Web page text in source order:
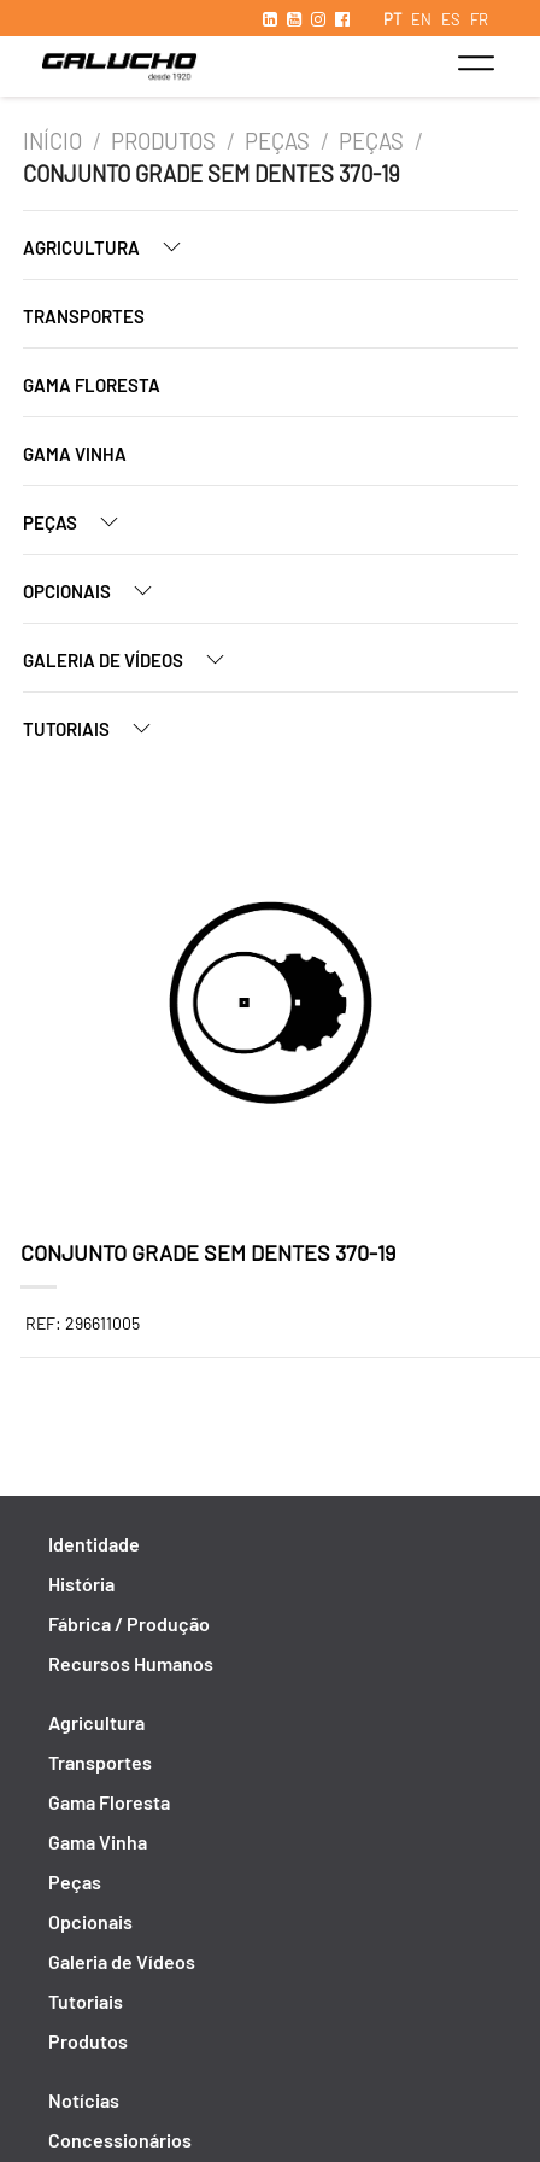
PT EN ES FR
INÍCIO / PRODUTOS / PEÇAS / PEÇAS /
CONJUNTO GRADE SEM DENTES 370-19
AGRICULTURA
TRANSPORTES
GAMA FLORESTA
GAMA VINHA
PEÇAS
OPCIONAIS
GALERIA DE VÍDEOS
TUTORIAIS
CONJUNTO GRADE SEM DENTES 370-19
REF: 296611005
Identidade
História
Fábrica / Produção
Recursos Humanos
Agricultura
Transportes
Gama Floresta
Gama Vinha
Peças
Opcionais
Galeria de Vídeos
Tutoriais
Produtos
Notícias
Concessionários